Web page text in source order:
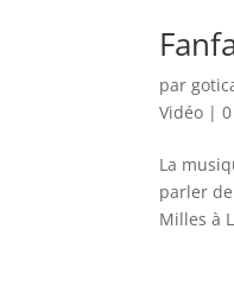
par
Vidéo |
La
parler
Milles à